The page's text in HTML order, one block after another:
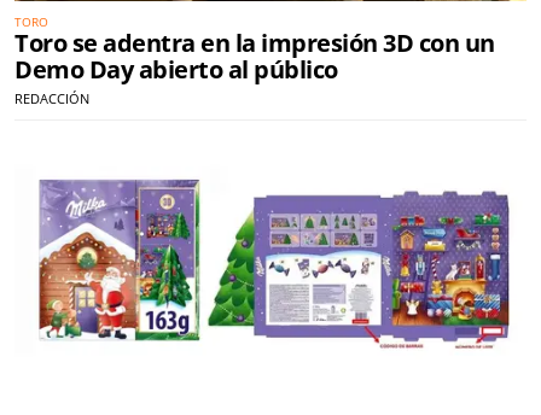
TORO
Toro se adentra en la impresión 3D con un
Demo Day abierto al público
REDACCIÓN